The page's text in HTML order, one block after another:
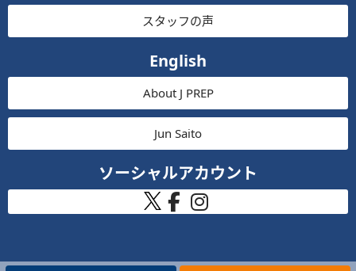
スタッフの声
English
About J PREP
Jun Saito
ソーシャルアカウント